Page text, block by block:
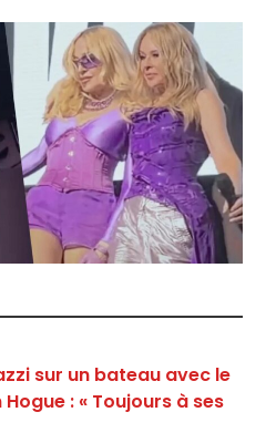
sur un bateau avec le
: « Toujours à ses